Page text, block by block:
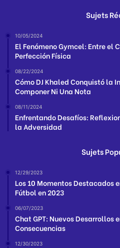
Sujets
10/05/2024
El Fenómeno Gymcel: Entre el
Perfección Física
08/22/2024
Cómo DJ Khaled Conquistó la
Componer Ni Una Nota
08/11/2024
Enfrentando Desafíos:
la Adversidad
Sujets
12/29/2023
Los 10 Momentos Destacados
Fútbol en 2023
06/07/2023
Chat GPT: Nuevos Desarrollos
Consecuencias
12/30/2023